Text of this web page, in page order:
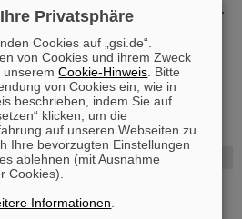
Kaufmann, O. Kester, M. Maier, S.
Orzhekhovskaya, U. Scheeler, B.
P. Spiller, H. Vormann, C. Xiao, S.
Privatsphäre
Cookies auf „gsi.de“.
von Cookies und ihrem Zweck
unseremCookie-Hinweis . Bitte
von Cookies ein, wie in
beschrieben, indem Sie auf
klicken, um die
auf unseren Webseiten zu
Ihre bevorzugten Einstellungen
ablehnen (mit Ausnahme
Cookies).
Informationen